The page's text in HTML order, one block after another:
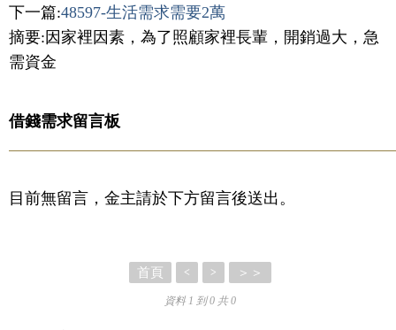
下一篇:48597-生活需求需要2萬
摘要:因家裡因素，為了照顧家裡長輩，開銷過大，急
需資金
借錢需求留言板
目前無留言，金主請於下方留言後送出。
首頁 < > ＞＞
資料 1 到 0 共 0